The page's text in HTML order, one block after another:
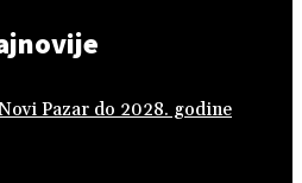
Pazar do 2028. godine